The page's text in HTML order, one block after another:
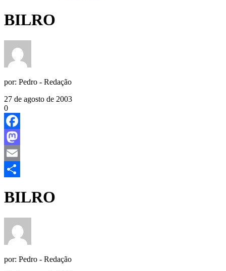
BILRO
por: Pedro - Redação
27 de agosto de 2003
0
Facebook
Mastodon
Email
BILRO
por: Pedro - Redação